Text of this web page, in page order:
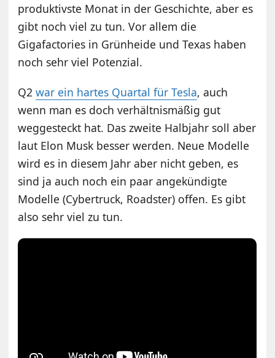
produktivste Monat in der Geschichte, aber es
gibt noch viel zu tun. Vor allem die
Gigafactories in Grünheide und Texas haben
noch sehr viel Potenzial.
Q2war ein hartes Quartal für Tesla, auch
wenn man es doch verhältnismäßig gut
weggesteckt hat. Das zweite Halbjahr soll aber
laut Elon Musk besser werden. Neue Modelle
wird es in diesem Jahr aber nicht geben, es
sind ja auch noch ein paar angekündigte
Modelle (Cybertruck, Roadster) offen. Es gibt
also sehr viel zu tun.